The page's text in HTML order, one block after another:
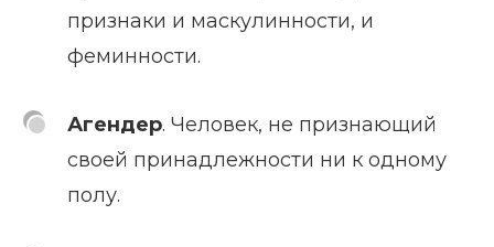
признаки и маскулинности, и
феминности.
Агендер. Человек, не признающий
своей принадлежности ни к одному
полу.